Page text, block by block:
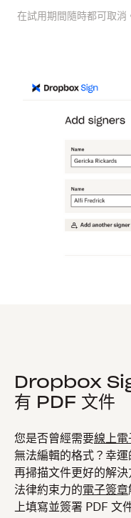
在試用期間隨時都可取消
Dropbox
有 PDF 文件
​​您是否曾經需要線上電
無法編輯的格式？幸
再掃描文件更好的解
法律約束力的電子簽章
上填寫並簽署 PDF 文